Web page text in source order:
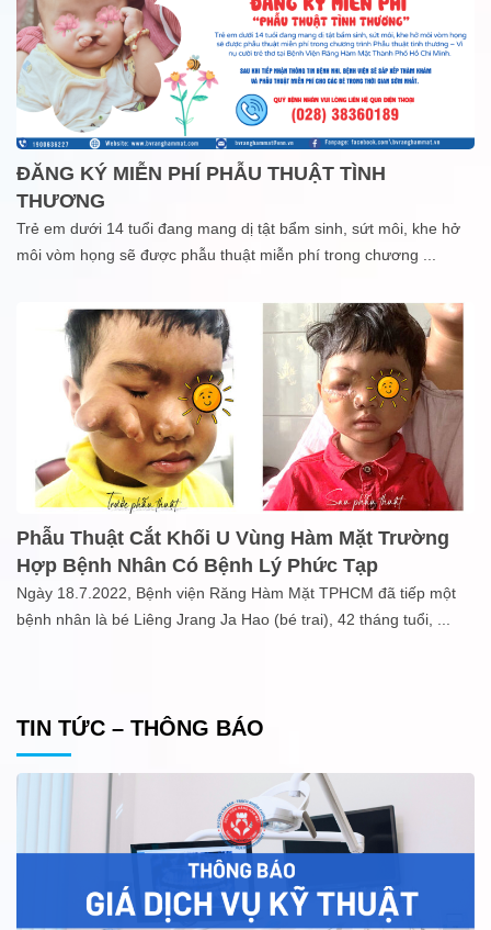
ĐĂNG KÝ MIỄN PHÍ PHẪU THUẬT TÌNH
THƯƠNG
Trẻ em dưới 14 tuổi đang mang dị tật bẩm sinh, sứt môi, khe hở
môi vòm họng sẽ được phẫu thuật miễn phí trong chương ...
Phẫu Thuật Cắt Khối U Vùng Hàm Mặt Trường
Hợp Bệnh Nhân Có Bệnh Lý Phức Tạp
Ngày 18.7.2022, Bệnh viện Răng Hàm Mặt TPHCM đã tiếp một
bệnh nhân là bé Liêng Jrang Ja Hao (bé trai), 42 tháng tuổi, ...
TIN TỨC – THÔNG BÁO